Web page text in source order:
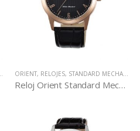
ORIENT, RELOJES, STANDARD MECHANICAL
Reloj Orient Standard Mechanical AC05005B